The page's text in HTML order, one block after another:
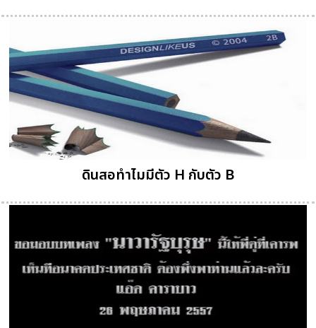
ดินสอทำไมมีตัว H กับตัว B